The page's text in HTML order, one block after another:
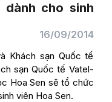
dành cho sinh
16/09/2014
Khách sạn Quốc tế
sạn Quốc tế Vatel-
Hoa Sen sẽ tổ chức
viên Hoa Sen.